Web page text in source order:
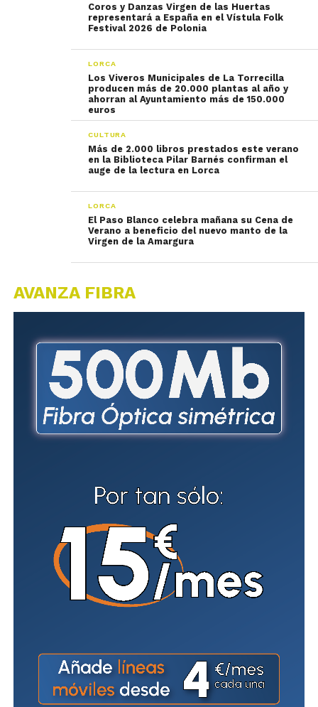
Coros y Danzas Virgen de las Huertas
representará a España en el Vístula Folk
Festival 2026 de Polonia
LORCA
Los Viveros Municipales de La Torrecilla
producen más de 20.000 plantas al año y
ahorran al Ayuntamiento más de 150.000
euros
CULTURA
Más de 2.000 libros prestados este verano
en la Biblioteca Pilar Barnés confirman el
auge de la lectura en Lorca
LORCA
El Paso Blanco celebra mañana su Cena de
Verano a beneficio del nuevo manto de la
Virgen de la Amargura
AVANZA FIBRA